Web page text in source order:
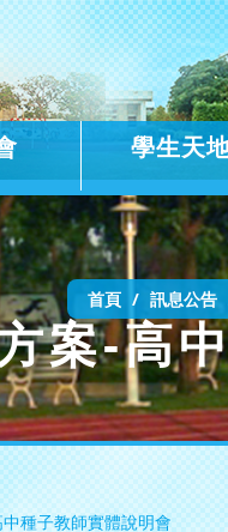
學生天
首頁 訊息公告
案-高